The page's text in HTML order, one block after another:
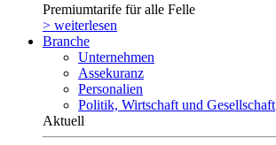
Premiumtarife für alle Felle
> weiterlesen
Branche
Unternehmen
Assekuranz
Personalien
Politik, Wirtschaft und Gesellschaft
Aktuell